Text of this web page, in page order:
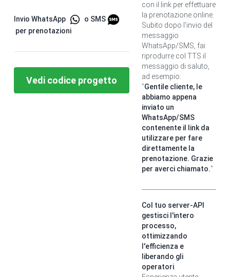
Invio WhatsApp
o SMS
per prenotazioni
Vedi codice progetto
con il link per effettuare
la prenotazione online.
Subito dopo l'invio del
messaggio
WhatsApp/SMS, fai
riprodurre col TTS il
messaggio di saluto,
ad esempio:
"Gentile cliente, le
abbiamo appena
inviato un
WhatsApp/SMS
contenente il link da
utilizzare per fare
direttamente la
prenotazione. Grazie
per averci chiamato."
Col tuo server-API
gestisci l'intero
processo,
ottimizzando
l'efficienza e
liberando gli
operatori.